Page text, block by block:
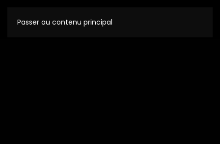
Passer au contenu principal